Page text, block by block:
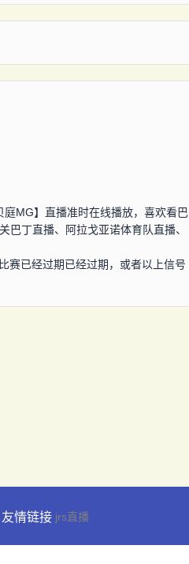
庭MG】直播准时在线播放，喜欢看巴
丁直播、阿拉戈亚诺体育队直播、
赛已经过期已经过期，或者以上信号
友情链接 jrs直播